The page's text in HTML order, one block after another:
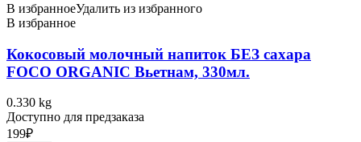
В избранноеУдалить из избранного
В избранное
Кокосовый молочный напиток БЕЗ сахара
FOCO ORGANIC Вьетнам, 330мл.
0.330 kg
Доступно для предзаказа
199₽